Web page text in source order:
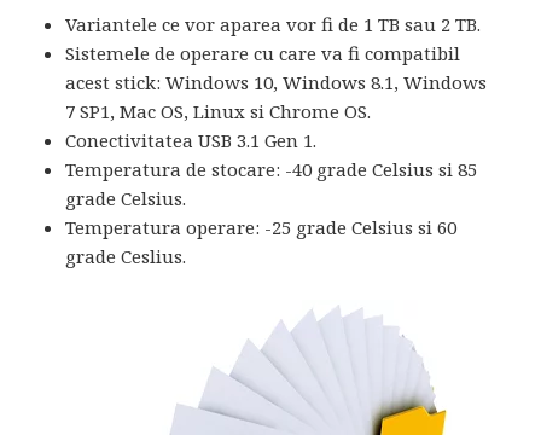
Variantele ce vor aparea vor fi de 1 TB sau 2 TB.
Sistemele de operare cu care va fi compatibil
acest stick: Windows 10, Windows 8.1, Windows
7 SP1, Mac OS, Linux si Chrome OS.
Conectivitatea USB 3.1 Gen 1.
Temperatura de stocare: -40 grade Celsius si 85
grade Celsius.
Temperatura operare: -25 grade Celsius si 60
grade Ceslius.